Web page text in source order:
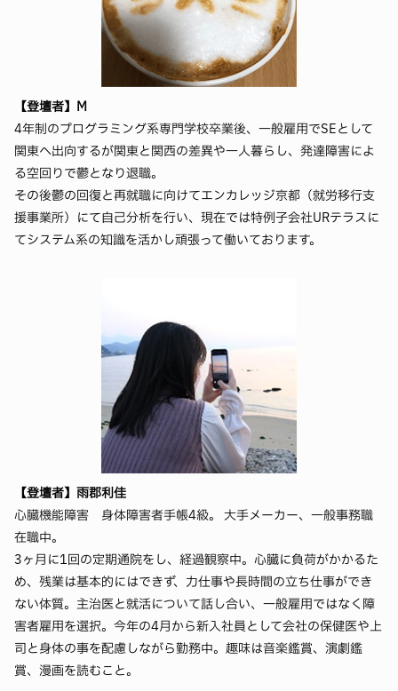
【登壇者】M
4年制のプログラミング系専門学校卒業後、一般雇用でSEとして
関東へ出向するが関東と関西の差異や一人暮らし、発達障害によ
る空回りで鬱となり退職。
その後鬱の回復と再就職に向けてエンカレッジ京都（就労移行支
援事業所）にて自己分析を行い、現在では特例子会社URテラスに
てシステム系の知識を活かし頑張って働いております。
【登壇者】雨郡利佳
心臓機能障害 身体障害者手帳4級。 大手メーカー、一般事務職
在職中。
3ヶ月に1回の定期通院をし、経過観察中。心臓に負荷がかかるた
め、残業は基本的にはできず、力仕事や長時間の立ち仕事ができ
ない体質。主治医と就活について話し合い、一般雇用ではなく障
害者雇用を選択。今年の4月から新入社員として会社の保健医や上
司と身体の事を配慮しながら勤務中。趣味は音楽鑑賞、演劇鑑
賞、漫画を読むこと。